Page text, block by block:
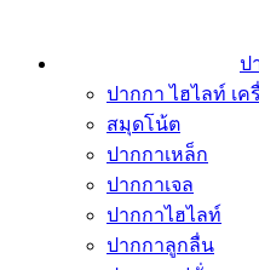
ป
ปากกา ไฮไลท์ เค
สมุดโน้ต
ปากกาเหล็ก
ปากกาเจล
ปากกาไฮไลท์
ปากกาลูกลื่น